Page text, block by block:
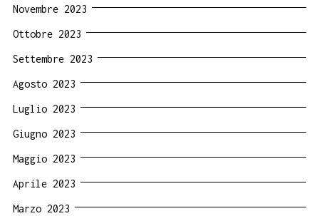
Novembre 2023
Ottobre 2023
Settembre 2023
Agosto 2023
Luglio 2023
Giugno 2023
Maggio 2023
Aprile 2023
Marzo 2023